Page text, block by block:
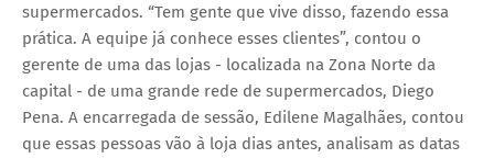
supermercados. “Tem gente que vive disso, fazendo essa
prática. A equipe já conhece esses clientes”, contou o
gerente de uma das lojas - localizada na Zona Norte da
capital - de uma grande rede de supermercados, Diego
Pena. A encarregada de sessão, Edilene Magalhães, contou
que essas pessoas vão à loja dias antes, analisam as datas